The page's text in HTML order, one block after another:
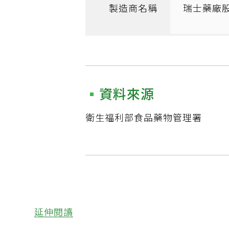
製造商名稱 瑞士藥廠
資料來源
衛生福利部食品藥物管理署
延伸閱讀